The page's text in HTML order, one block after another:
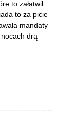
to załatwił
to za picie
mandaty
drą